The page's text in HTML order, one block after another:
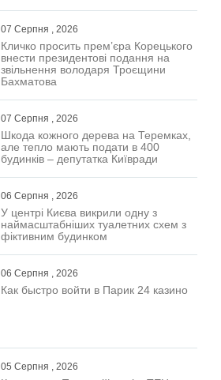
07 Серпня , 2026
Кличко просить прем’єра Корецького
внести президентові подання на
звільнення володаря Троєщини
Бахматова
07 Серпня , 2026
Шкода кожного дерева на Теремках,
але тепло мають подати в 400
будинків – депутатка Київради
06 Серпня , 2026
У центрі Києва викрили одну з
наймасштабніших туалетних схем з
фіктивним будинком
06 Серпня , 2026
Как быстро войти в Парик 24 казино
05 Серпня , 2026